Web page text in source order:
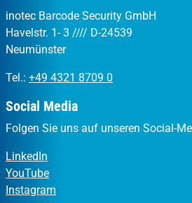
inotec Barcode Security GmbH
Havelstr. 1- 3 //// D-24539
Neumünster
Tel.: +49 4321 8709 0
Social Media
Folgen Sie uns auf unseren Social-
LinkedIn
YouTube
Instagram